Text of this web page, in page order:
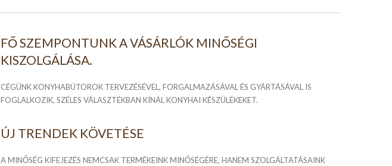
FŐ SZEMPONTUNK A VÁSÁRLÓK MINŐSÉGI
KISZOLGÁLÁSA.
CÉGÜNK KONYHABÚTOROK TERVEZÉSÉVEL, FORGALMAZÁSÁVAL ÉS GYÁRTÁSÁVAL IS
FOGLALKOZIK, SZÉLES VÁLASZTÉKBAN KÍNÁL KONYHAI KÉSZÜLÉKEKET.
ÚJ TRENDEK KÖVETÉSE
A MINŐSÉG KIFEJEZÉS NEMCSAK TERMÉKEINK MINŐSÉGÉRE, HANEM SZOLGÁLTATÁSAINK